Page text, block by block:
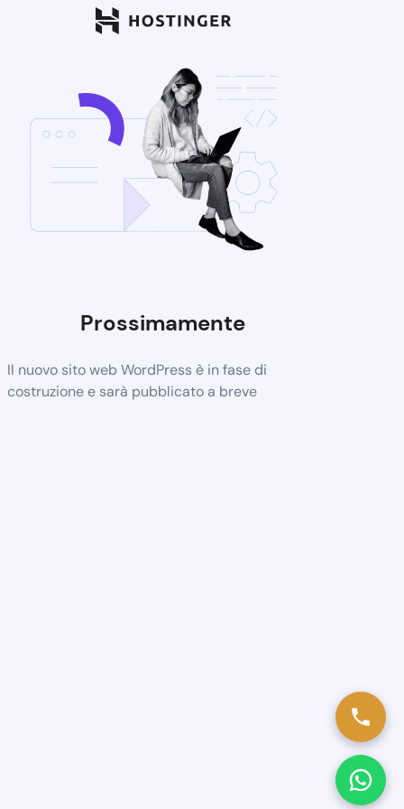
Prossimamente
Il nuovo sito web WordPress è in fase di
costruzione e sarà pubblicato a breve